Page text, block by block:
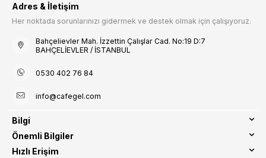
Adres & İletişim
Her noktada sorunlarınızı gidermek ve destek olmak için çalışıyoruz.
Bahçelievler Mah. İzzettin Çalışlar Cad. No:19 D:7
BAHÇELİEVLER / İSTANBUL
0530 402 76 84
info@cafegel.com
Bilgi
Önemli Bilgiler
Hızlı Erişim